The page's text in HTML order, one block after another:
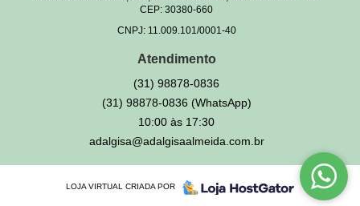
CEP: 30380-660
CNPJ: 11.009.101/0001-40
Atendimento
(31) 98878-0836
(31) 98878-0836 (WhatsApp)
10:00 às 17:30
adalgisa@adalgisaalmeida.com.br
LOJA VIRTUAL CRIADA POR